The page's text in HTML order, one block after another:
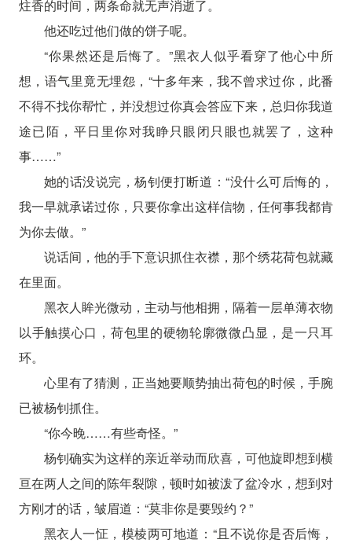
炷香的时间，两条命就无声消逝了。
他还吃过他们做的饼子呢。
“你果然还是后悔了。”黑衣人似乎看穿了他心中所
想，语气里竟无埋怨，“十多年来，我不曾求过你，此番
不得不找你帮忙，并没想过你真会答应下来，总归你我道
途已陌，平日里你对我睁只眼闭只眼也就罢了，这种
事……”
她的话没说完，杨钊便打断道：“没什么可后悔的，
我一早就承诺过你，只要你拿出这样信物，任何事我都肯
为你去做。”
说话间，他的手下意识抓住衣襟，那个绣花荷包就藏
在里面。
黑衣人眸光微动，主动与他相拥，隔着一层单薄衣物
以手触摸心口，荷包里的硬物轮廓微微凸显，是一只耳
环。
心里有了猜测，正当她要顺势抽出荷包的时候，手腕
已被杨钊抓住。
“你今晚……有些奇怪。”
杨钊确实为这样的亲近举动而欣喜，可他旋即想到横
亘在两人之间的陈年裂隙，顿时如被泼了盆冷水，想到对
方刚才的话，皱眉道：“莫非你是要毁约？”
黑衣人一怔，模棱两可地道：“且不说你是否后悔，